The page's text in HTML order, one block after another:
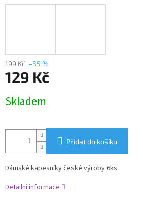
199 Kč –35 %
129 Kč
cena:
Skladem
Přidat do košíku
Dámské kapesníky české výroby 6ks
Detailní informace